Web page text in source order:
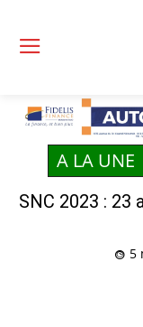
A LA UNE
SNC 2023 : 23
5